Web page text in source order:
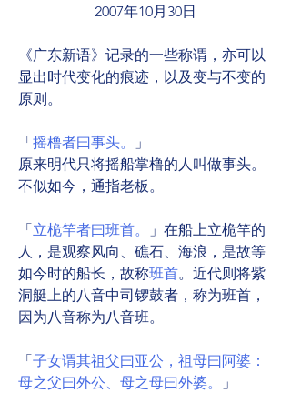
2007年10月30日
《广东新语》记录的一些称谓，亦可以
显出时代变化的痕迹，以及变与不变的
原则。
「 摇橹者曰事头。
」
原来明代只将摇船掌橹的人叫做事头。
不似如今，通指老板。
「 立桅竿者曰班首。
」在船上立桅竿的
人，是观察风向、礁石、海浪，是故等
如今时的船长，故称班首。近代则将紫
洞艇上的八音中司锣鼓者，称为班首，
因为八音称为八音班。
「 子女谓其祖父曰亚公，祖母曰阿婆：
母之父曰外公、母之母曰外婆。
」